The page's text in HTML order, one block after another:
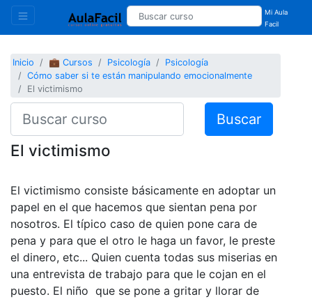
Mi Aula
Facil
Inicio 💼 Cursos Psicología
Psicología
Cómo saber si te están manipulando emocionalmente
El victimismo
Buscar
El victimismo
El victimismo consiste básicamente en adoptar un
papel en el que hacemos que sientan pena por
nosotros. El típico caso de quien pone cara de
pena y para que el otro le haga un favor, le preste
el dinero, etc... Quien cuenta todas sus miserias en
una entrevista de trabajo para que le cojan en el
puesto. El niño que se pone a gritar y llorar de